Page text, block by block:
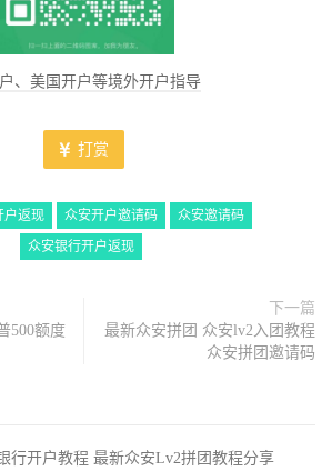
、美国开户等境外开户指导
打赏
户返现 众安开户邀请码
众安邀请码
众安银行开户返现
500额度
下一篇
最新众安拼团 众安lv2入团教程
众安拼团邀请码
行开户教程 最新众安Lv2拼团教程分享